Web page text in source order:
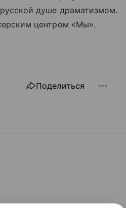
душе драматизмом.
центром «Мы».
Поделиться